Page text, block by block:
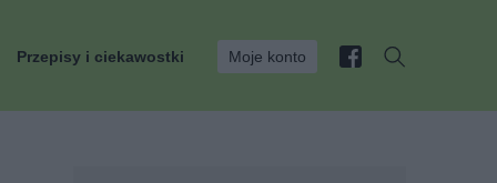
Przepisy i ciekawostki Moje konto